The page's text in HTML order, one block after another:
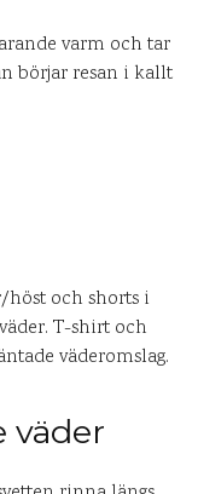
varm och tar
börjar resan i kallt
höst och shorts i
T-shirt och
väderomslag.
väder